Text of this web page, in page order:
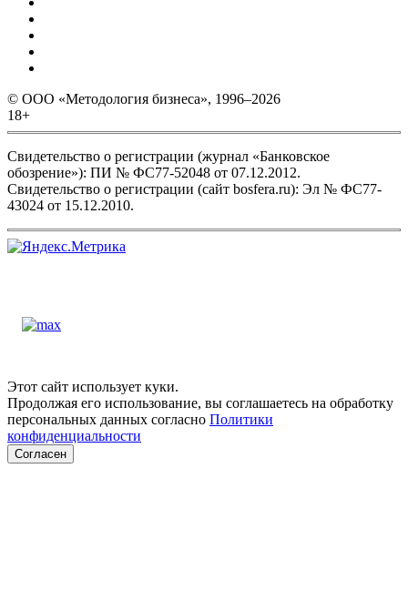
© ООО «Методология бизнеса», 1996–2026
18+
Свидетельство о регистрации (журнал «Банковское
обозрение»): ПИ № ФС77-52048 от 07.12.2012.
Свидетельство о регистрации (сайт bosfera.ru): Эл № ФС77-
43024 от 15.12.2010.
Этот сайт использует куки.
Продолжая его использование, вы соглашаетесь на обработку
персональных данных согласно Политики
конфиденциальности
Согласен